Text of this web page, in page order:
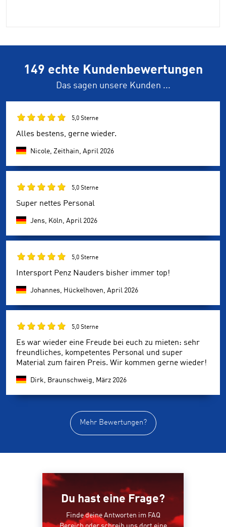
149 echte Kundenbewertungen
Das sagen unsere Kunden ...
5,0 Sterne
Alles bestens, gerne wieder.
Nicole, Zeithain, April 2026
5,0 Sterne
Super nettes Personal
Jens, Köln, April 2026
5,0 Sterne
Intersport Penz Nauders bisher immer top!
Johannes, Hückelhoven, April 2026
5,0 Sterne
Es war wieder eine Freude bei euch zu mieten: sehr
freundliches, kompetentes Personal und super
Material zum fairen Preis. Wir kommen gerne wieder!
Dirk, Braunschweig, März 2026
Mehr Bewertungen?
Du hast eine Frage?
Finde deine Antworten im FAQ